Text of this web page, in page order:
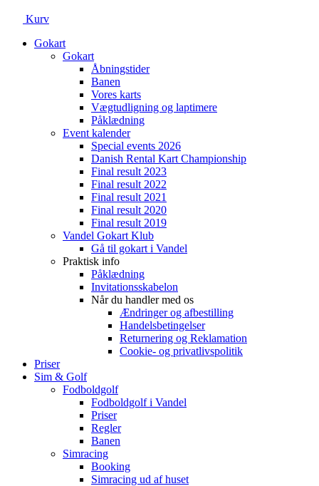
Kurv
Gokart
Gokart
Åbningstider
Banen
Vores karts
Vægtudligning og laptimere
Påklædning
Event kalender
Special events 2026
Danish Rental Kart Championship
Final result 2023
Final result 2022
Final result 2021
Final result 2020
Final result 2019
Vandel Gokart Klub
Gå til gokart i Vandel
Praktisk info
Påklædning
Invitationsskabelon
Når du handler med os
Ændringer og afbestilling
Handelsbetingelser
Returnering og Reklamation
Cookie- og privatlivspolitik
Priser
Sim & Golf
Fodboldgolf
Fodboldgolf i Vandel
Priser
Regler
Banen
Simracing
Booking
Simracing ud af huset